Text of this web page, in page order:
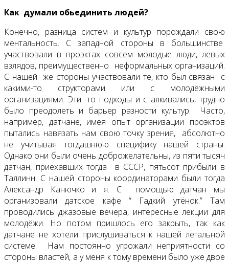
Как думали обьединить людей?
Конечно, разница систем и культур порождали свою
ментальность. С западной стороны в большинстве
участвовали в проэктах совсем молодые люди, левых
взлядов, преимущественно неформальных организаций.
С нашей же стороны участвовали те, кто был связан с
какими-то структорами или с молодёжными
организациями. Эти -то подходы и сталкивались, трудно
было преодолеть и барьер разности культур. Часто,
например, датчане, имея опыт организации проэктов
пытались навязать нам свою точку зрения, абсолютно
не учитывая тогдашнюю специфику нашей страны.
Однако они были очень доброжелательны, из пяти тысяч
датчан, приехавших тогда в СССР, пятьсот прибыли в
Таллинн. С нашей стороны координаторами были тогда
Александр Канючко и я. С помощью датчан мы
организовали датское кафе “ Гадкий утёнок.” Там
проводились джазовые вечера, интересные лекции для
молодёжи. Но потом пришлось его закрыть, так как
датчане не хотели прислушиваться к нашей легальной
системе. Нам постоянно угрожали неприятности со
стороны властей, а у меня к тому времени было уже двое